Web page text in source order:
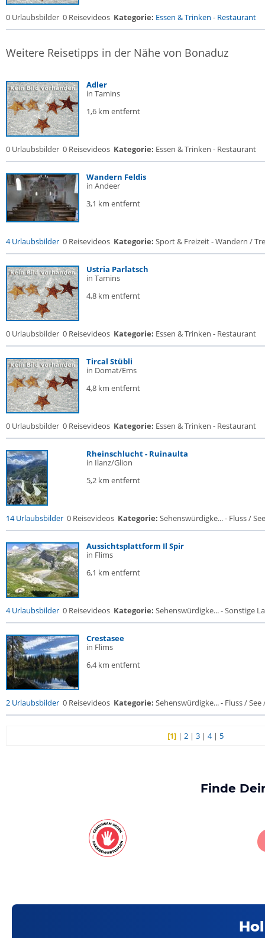
0 Urlaubsbilder 0 Reisevideos Kategorie: Essen & Trinken - Restaurant
Weitere Reisetipps in der Nähe von Bonaduz
Adler
in Tamins
1,6 km entfernt
0 Urlaubsbilder 0 Reisevideos Kategorie: Essen & Trinken - Restaurant
Wandern Feldis
in Andeer
3,1 km entfernt
4 Urlaubsbilder 0 Reisevideos Kategorie: Sport & Freizeit - Wandern /
Ustria Parlatsch
in Tamins
4,8 km entfernt
0 Urlaubsbilder 0 Reisevideos Kategorie: Essen & Trinken - Restaurant
Tircal Stübli
in Domat/Ems
4,8 km entfernt
0 Urlaubsbilder 0 Reisevideos Kategorie: Essen & Trinken - Restaurant
Rheinschlucht - Ruinaulta
in Ilanz/Glion
5,2 km entfernt
14 Urlaubsbilder 0 Reisevideos Kategorie: Sehenswürdigke... - Fluss /
Aussichtsplattform Il Spir
in Flims
6,1 km entfernt
4 Urlaubsbilder 0 Reisevideos Kategorie: Sehenswürdigke... - Sonstige
Crestasee
in Flims
6,4 km entfernt
2 Urlaubsbilder 0 Reisevideos Kategorie: Sehenswürdigke... - Fluss / See
[1] |2 |3 |4| 5
Finde